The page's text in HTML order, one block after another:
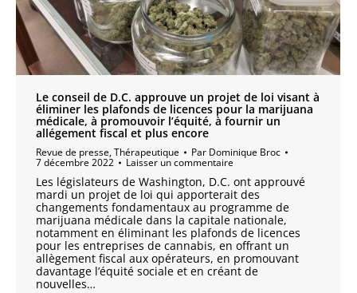
Le conseil de D.C. approuve un projet de loi visant à
éliminer les plafonds de licences pour la marijuana
médicale, à promouvoir l’équité, à fournir un
allégement fiscal et plus encore
Revue de presse,Thérapeutique Par Dominique Broc
7 décembre 2022 Laisser un commentaire
Les législateurs de Washington, D.C. ont approuvé
mardi un projet de loi qui apporterait des
changements fondamentaux au programme de
marijuana médicale dans la capitale nationale,
notamment en éliminant les plafonds de licences
pour les entreprises de cannabis, en offrant un
allègement fiscal aux opérateurs, en promouvant
davantage l’équité sociale et en créant de
nouvelles…